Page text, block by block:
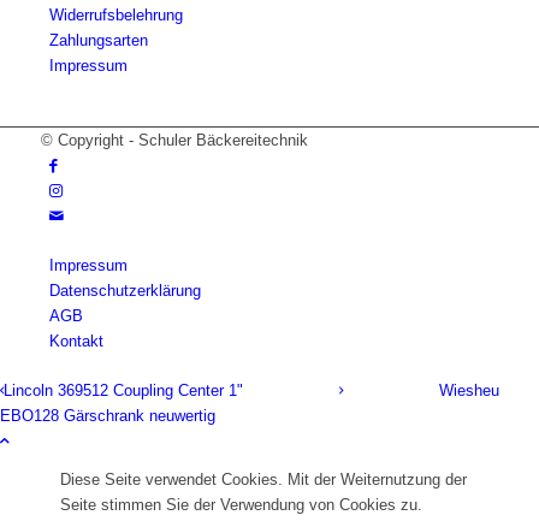
Widerrufsbelehrung
Zahlungsarten
Impressum
© Copyright - Schuler Bäckereitechnik
Impressum
Datenschutzerklärung
AGB
Kontakt
Lincoln 369512 Coupling Center 1"
Wiesheu
EBO128 Gärschrank neuwertig
Diese Seite verwendet Cookies. Mit der Weiternutzung der
Seite stimmen Sie der Verwendung von Cookies zu.